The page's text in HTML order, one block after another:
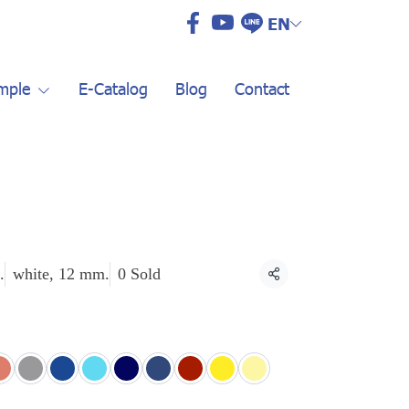
EN
E-Catalog Blog Contact
white, 12 mm. 0 Sold
Share